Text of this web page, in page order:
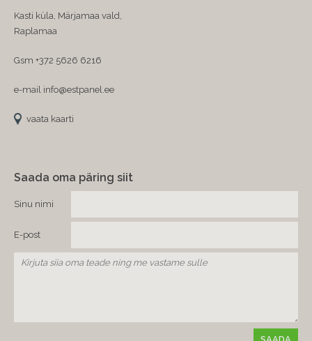
Kasti küla, Märjamaa vald,
Raplamaa
Gsm +372 5626 6216
e-mail info@estpanel.ee
vaata kaarti
Saada oma päring siit
Sinu nimi
E-post